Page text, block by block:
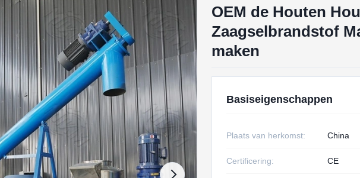
OEM de Houten
Zaagselbrandstof
maken
Basiseigenschappen
Plaats van herkomst: China
Certificering: CE